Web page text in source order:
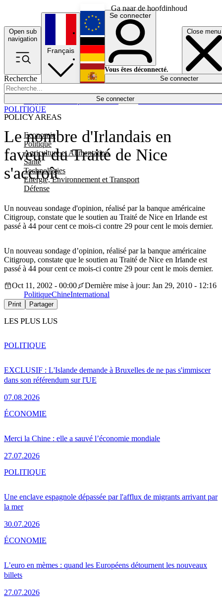
Ga naar de hoofdinhoud
Open sub
navigation
Close menu
Recherche
Se connecter
POLICY AREAS
Economie
Politique
Agriculture et Alimentation
Santé
Technologies
Energie, Environnement et Transport
Défense
Économie
Français
English
Deutsch
Español
Se connecter
Vous êtes déconnecté.
Se connecter
Le nombre d'Irlandais en
faveur du Traité de Nice
s'accroît
Un nouveau sondage d'opinion, réalisé par la banque américaine
Citigroup, constate que le soutien au Traité de Nice en Irlande est
passé à 44 pour cent ce mois-ci contre 29 pour cent le mois dernier.
POLITIQUE
Un nouveau sondage d’opinion, réalisé par la banque américaine
Citigroup, constate que le soutien au Traité de Nice en Irlande est
passé à 44 pour cent ce mois-ci contre 29 pour cent le mois dernier.
Oct 11, 2002 - 00:00
Dernière mise à jour: Jan 29, 2010 - 12:16
PolitiqueChineInternational
Print Partager
LES PLUS LUS
EXCLUSIF : L'Islande demande à Bruxelles de ne pas s'immiscer
dans son référendum sur l'UE
07.08.2026
POLITIQUE
Merci la Chine : elle a sauvé l’économie mondiale
27.07.2026
ÉCONOMIE
Une enclave espagnole dépassée par l'afflux de migrants arrivant par
la mer
30.07.2026
POLITIQUE
L’euro en mèmes : quand les Européens détournent les nouveaux
billets
27.07.2026
ÉCONOMIE